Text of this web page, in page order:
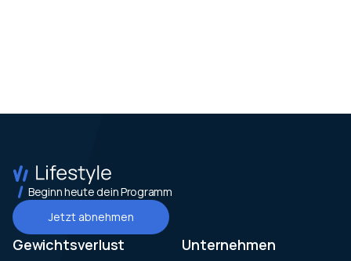
Beginn heute dein Programm
Jetzt abnehmen
Gewichtsverlust Unternehmen